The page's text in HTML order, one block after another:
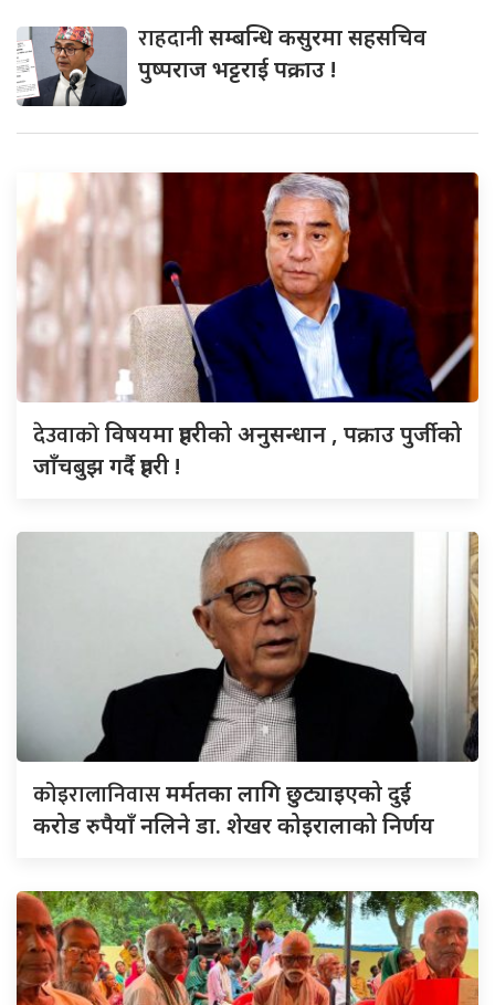
राहदानीसम्बन्धि कसुरमा सहसचिव
पुष्पराज भट्टराई पक्राउ !
देउवाकोविषयमा प्रहरीको अनुसन्धान , पक्राउ पुर्जीको
जाँचबुझ गर्दै प्रहरी !
कोइरालानिवासमर्मतका लागि छुट्याइएको दुई
करोड रुपैयाँ नलिने डा. शेखर कोइरालाको निर्णय